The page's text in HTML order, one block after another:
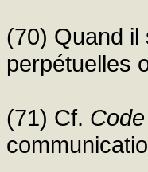
(70) Quand il
perpétuelles
(71) Cf.